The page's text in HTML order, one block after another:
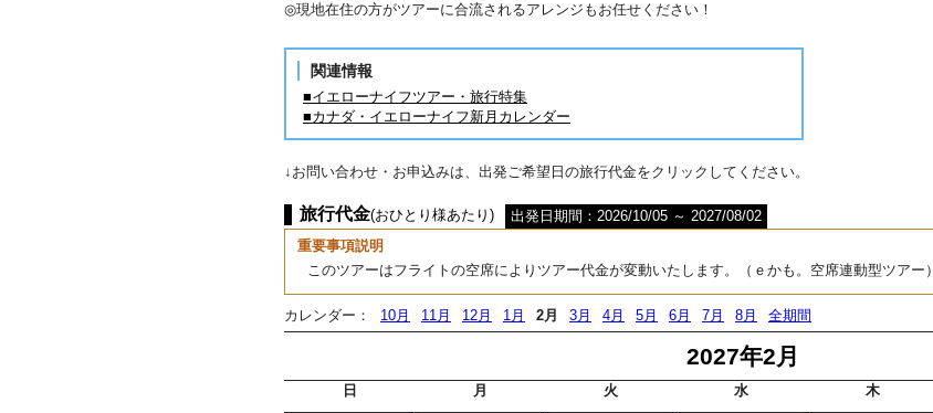
◎現地在住の方がツアーに合流されるアレンジもお任せください！
関連情報
■イエローナイフツアー・旅行特集
■カナダ・イエローナイフ新月カレンダー
↓お問い合わせ・お申込みは、出発ご希望日の旅行代金をクリックしてください。
旅行代金(おひとり様あたり)
出発日期間：2026/10/05 ～ 2027/08/02
重要事項説明
このツアーはフライトの空席によりツアー代金が変動いたします。（ｅかも。空席連動型ツアー）
カレンダー： 10月 11月 12月 1月 2月 3月 4月 5月 6月 7月 8月 全期間
2027年2月
日 月 火 水 木